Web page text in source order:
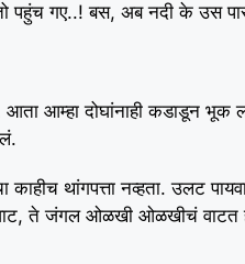
गए..! बस, अब नदी के उस
आम्हा दोघांनाही कडाडून भूक
काहीच थांगपत्ता नव्हता. उलट
ते जंगल ओळखी ओळखीचं